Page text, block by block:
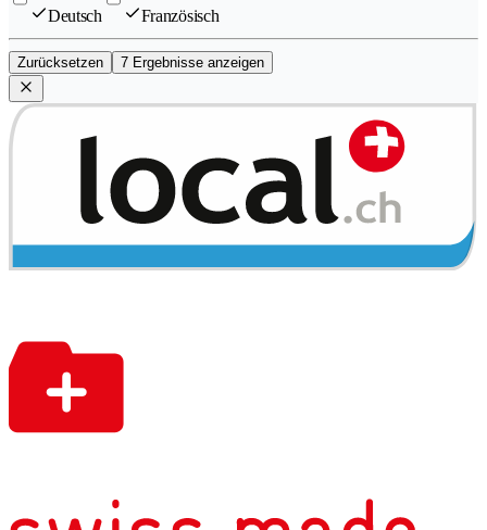
Deutsch Französisch
Zurücksetzen 7 Ergebnisse anzeigen